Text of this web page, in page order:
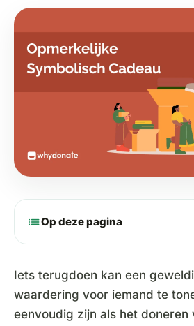
listOp deze pagina
Iets terugdoen kan een
waardering voor iemand te
eenvoudig zijn als het doneren